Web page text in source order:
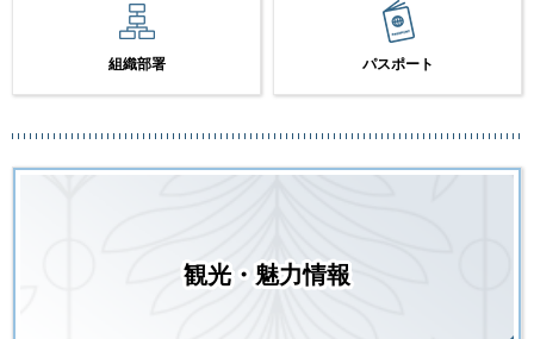
組織部署 パスポート
観光・魅力情報